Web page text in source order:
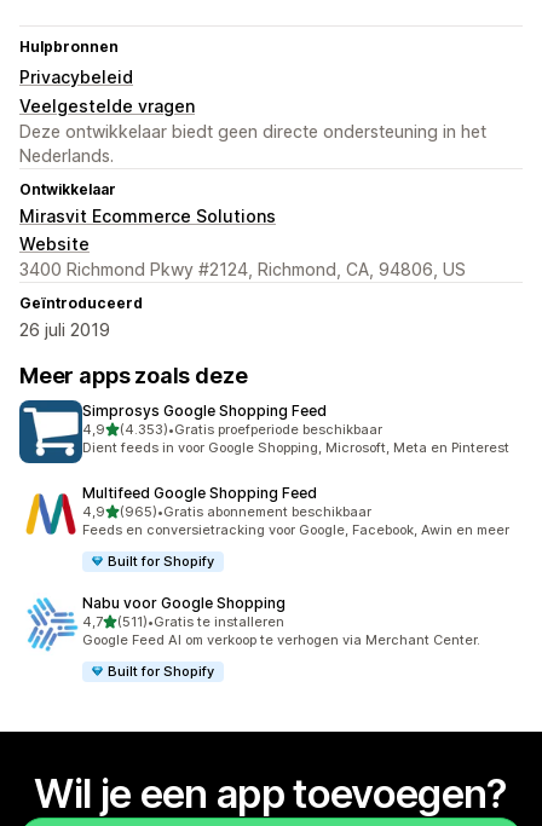
Hulpbronnen
Privacybeleid
Veelgestelde vragen
Deze ontwikkelaar biedt geen directe ondersteuning in het
Nederlands.
Ontwikkelaar
Mirasvit Ecommerce Solutions
Website
3400 Richmond Pkwy #2124, Richmond, CA, 94806, US
Geïntroduceerd
26 juli 2019
Meer apps zoals deze
Simprosys Google Shopping Feed
4,9van 5 sterren
(4.353)
4353 recensies in totaal
•Gratis proefperiode beschikbaar
Dient feeds in voor Google Shopping, Microsoft, Meta en Pinterest
Multifeed Google Shopping Feed
4,9van 5 sterren
(965)
965 recensies in totaal
•Gratis abonnement beschikbaar
Feeds en conversietracking voor Google, Facebook, Awin en meer
Built for Shopify
Nabu voor Google Shopping
4,7van 5 sterren
(511)
511 recensies in totaal
•Gratis te installeren
Google Feed AI om verkoop te verhogen via Merchant Center.
Built for Shopify
Wil je een app toevoegen?